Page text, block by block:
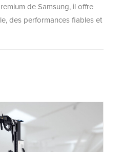
de Samsung, il offre
des performances fiables et